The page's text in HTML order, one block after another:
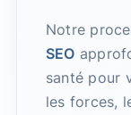
Notre
SEO
santé pour
les forces,